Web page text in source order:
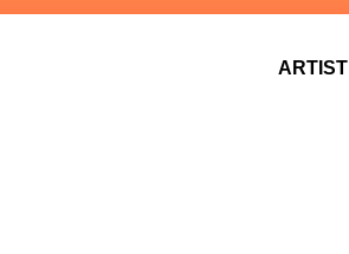
ARTIST